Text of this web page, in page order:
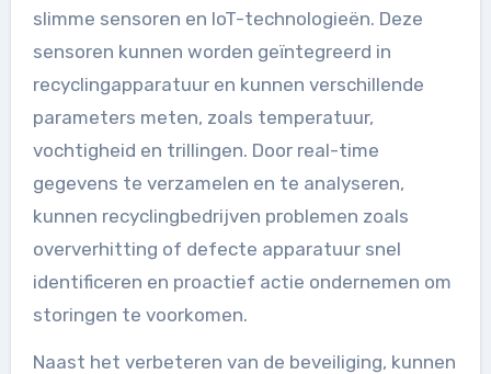
slimme sensoren en IoT-technologieën. Deze
sensoren kunnen worden geïntegreerd in
recyclingapparatuur en kunnen verschillende
parameters meten, zoals temperatuur,
vochtigheid en trillingen. Door real-time
gegevens te verzamelen en te analyseren,
kunnen recyclingbedrijven problemen zoals
oververhitting of defecte apparatuur snel
identificeren en proactief actie ondernemen om
storingen te voorkomen.
Naast het verbeteren van de beveiliging, kunnen